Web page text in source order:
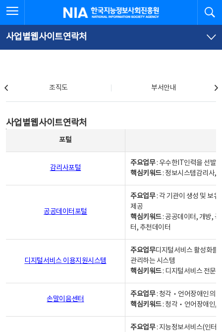
문
로
가
체
뉴
바
가
한국지능정보사회진흥원
사업별웹사이트연락처
조직도 부서안내
사업별웹사이트연락처
포털
감리사포털
주요업무: 우수한IT인력을 선발
핵심키워드: 정보시스템감리사,
공공데이터포털
주요업무: 각 기관이 생성 및 보
제공
핵심키워드: 공공데이터, 개방,
터, 추천데이터
디지털서비스 이용지원시스템
주요업무디지털서비스 활성화를
관리하는 시스템
핵심키워드: 디지털서비스 전문
손말이음센터
주요업무: 청각‧언어장애인의
핵심키워드: 청각‧언어장애인,
주요업무: 지능정보서비스(인터